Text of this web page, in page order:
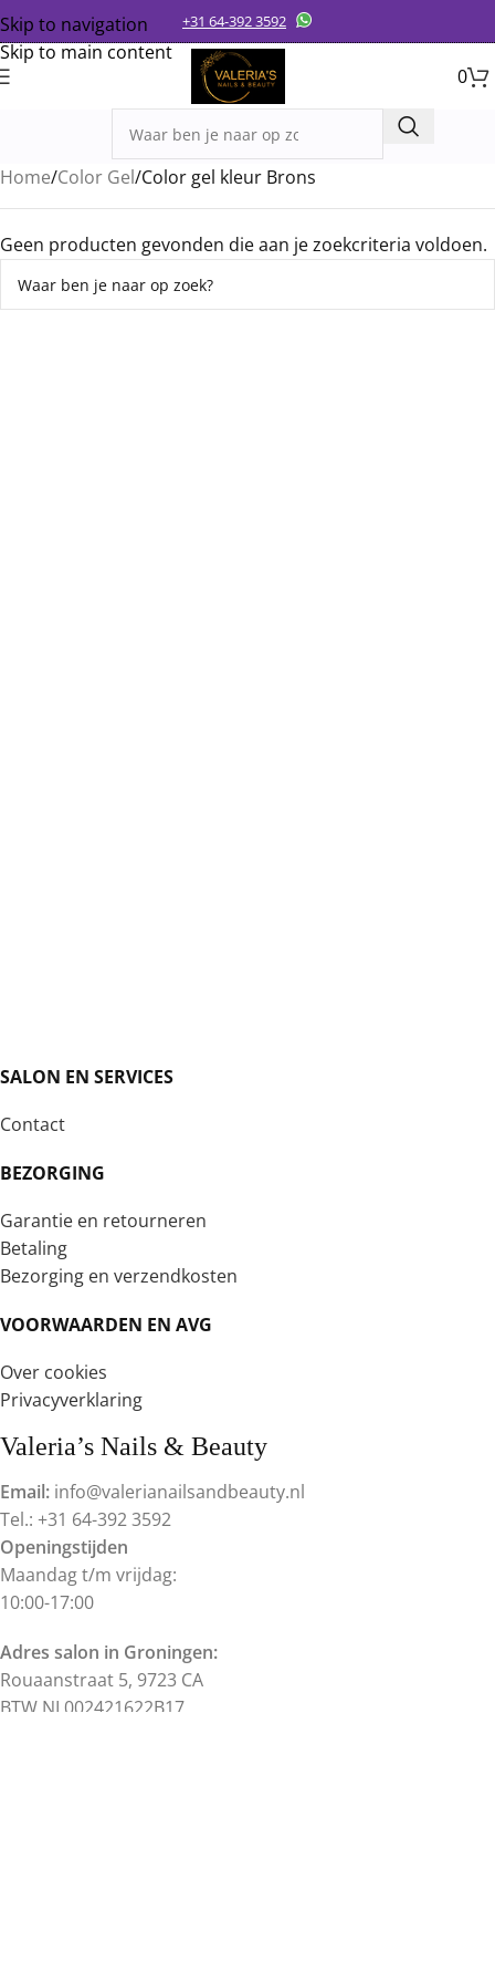
Skip to navigation
Skip to main content
+31 64-392 3592
0
Home Color Gel Color gel kleur Brons
Geen producten gevonden die aan je zoekcriteria voldoen.
SALON EN SERVICES
Contact
BEZORGING
Garantie en retourneren
Betaling
Bezorging en verzendkosten
VOORWAARDEN EN AVG
Over cookies
Privacyverklaring
Valeria’s Nails & Beauty
Email: info@valerianailsandbeauty.nl
Tel.: +31 64-392 3592
Openingstijden
Maandag t/m vrijdag:
10:00-17:00
Adres salon in Groningen:
Rouaanstraat 5, 9723 CA
BTW NL002421622B17